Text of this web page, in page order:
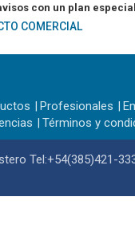
con un plan especial
COMERCIAL
Profesionales
Términos y
Tel:+54(385)421-